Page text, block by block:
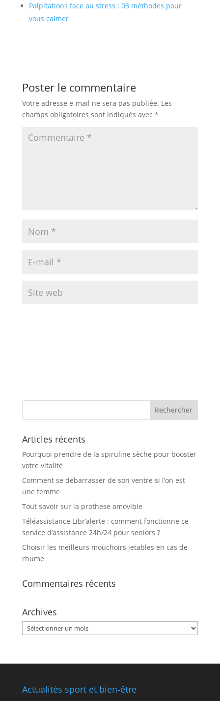
Palpitations face au stress : 03 méthodes pour
vous calmer
Poster le commentaire
Votre adresse e-mail ne sera pas publiée. Les
champs obligatoires sont indiqués avec *
Articles récents
Pourquoi prendre de la spiruline sèche pour booster
votre vitalité
Comment se débarrasser de son ventre si l’on est
une femme
Tout savoir sur la prothese amovible
Téléassistance Libr’alerte : comment fonctionne ce
service d’assistance 24h/24 pour seniors ?
Choisir les meilleurs mouchoirs jetables en cas de
rhume
Commentaires récents
Archives
Archives
Actualités sport et bien‑être